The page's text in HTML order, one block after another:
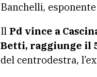
Banchelli,
Il Pd vince a
Betti, raggiunge il
del centrodestra,